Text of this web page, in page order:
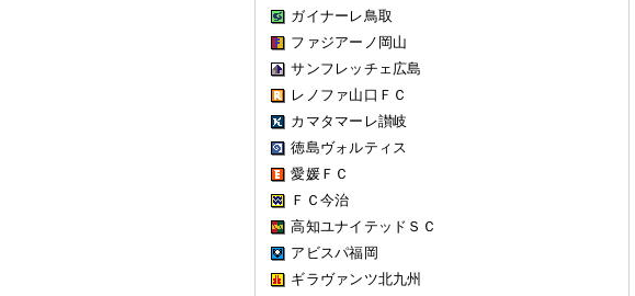
ガイナーレ鳥取
ファジアーノ岡山
サンフレッチェ広島
レノファ山口ＦＣ
カマタマーレ讃岐
徳島ヴォルティス
愛媛ＦＣ
ＦＣ今治
高知ユナイテッドＳＣ
アビスパ福岡
ギラヴァンツ北九州